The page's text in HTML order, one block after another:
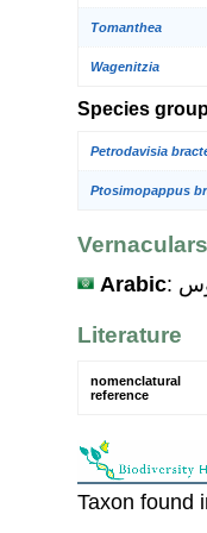
Tomanthea
Wagenitzia
Species
Petrodavisia
Ptosimopappus
Vernaculars
Arabic
Literature
nomenclatural
reference
Taxon found